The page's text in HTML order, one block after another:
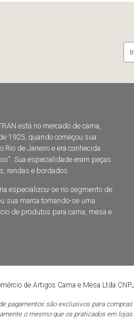
está no mercado de cama,
1925, quando começou sua
Rio de Janeiro e era conhecida
Sua especialidade eram peças
rendas e bordados.
especializou-se no segmento de
sua marca tornando-se uma
de produtos para cama, mesa e
de Artigos Cama e Mesa Ltda
pagamentos são exclusivos para
o mesmo que os praticados em lojas.